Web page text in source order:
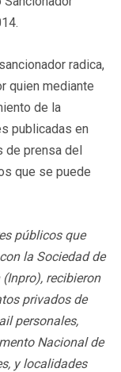
radica,
quien mediante
de la
publicadas en
de prensa del
que se puede
públicos que
la Sociedad de
recibieron
privados de
personales,
Nacional de
y localidades